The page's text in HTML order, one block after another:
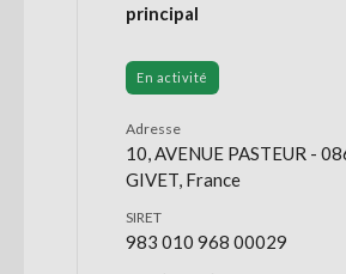
principal
En activité
Adresse
10, AVENUE PASTEUR -
GIVET, France
SIRET
983 010 968 00029